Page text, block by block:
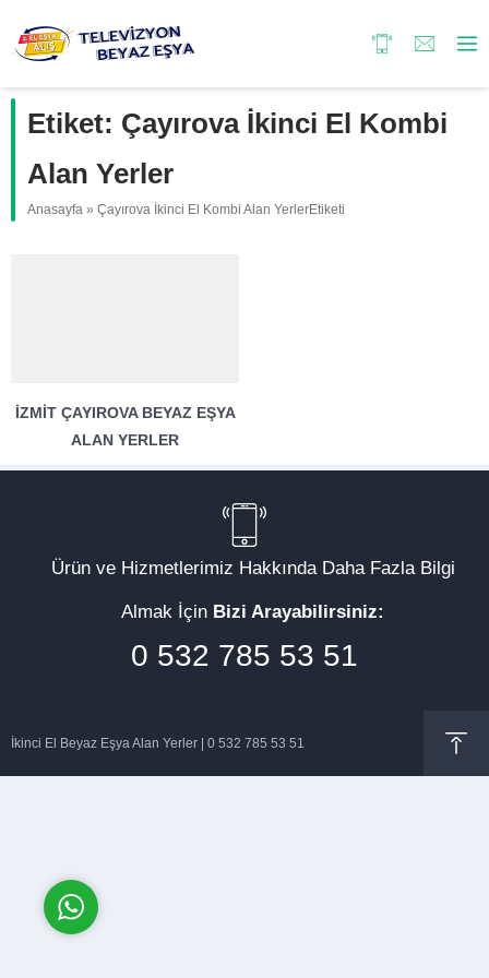
Etiket: Çayırova İkinci El Kombi
Alan Yerler
Anasayfa » Çayırova İkinci El Kombi Alan YerlerEtiketi
İZMIT ÇAYIROVA BEYAZ EŞYA
ALAN YERLER
Ürün ve Hizmetlerimiz Hakkında Daha Fazla Bilgi
Almak İçin Bizi Arayabilirsiniz:
0 532 785 53 51
İkinci El Beyaz Eşya Alan Yerler | 0 532 785 53 51